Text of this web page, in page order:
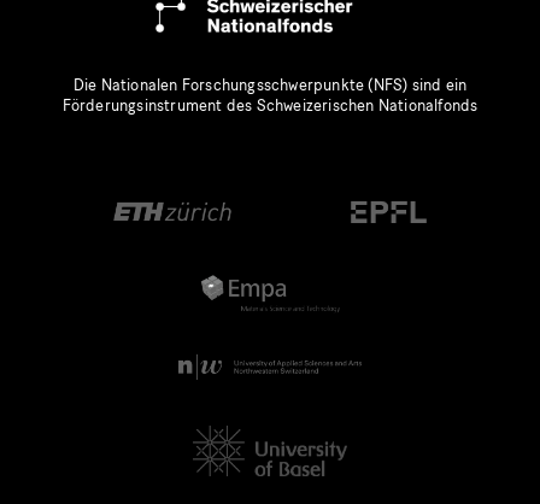
Die Nationalen Forschungsschwerpunkte (NFS) sind ein
Förderungsinstrument des Schweizerischen Nationalfonds